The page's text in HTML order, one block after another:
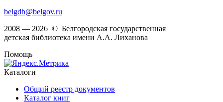
belgdb@belgov.ru
2008 — 2026 © Белгородская государственная
детская библиотека имени А.А. Лиханова
Помощь
Каталоги
Общий реестр документов
Каталог книг